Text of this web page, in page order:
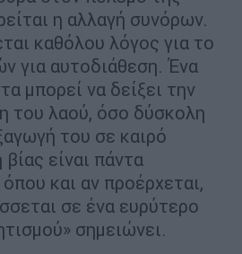
η αλλαγή συνόρων.
καθόλου λόγος για το
για αυτοδιάθεση. Ένα
μπορεί να δείξει την
του λαού, όσο δύσκολη
του σε καιρό
είναι πάντα
και αν προέρχεται,
σε ένα ευρύτερο
σημειώνει.